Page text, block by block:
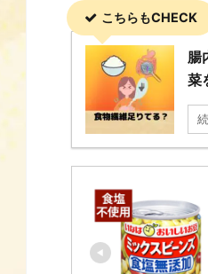
こちらもCHECK
腸
菜